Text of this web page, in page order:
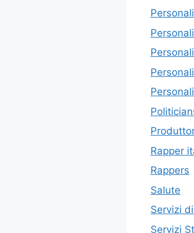
Rapper
Rappers
Salute
Servizi
Servizi